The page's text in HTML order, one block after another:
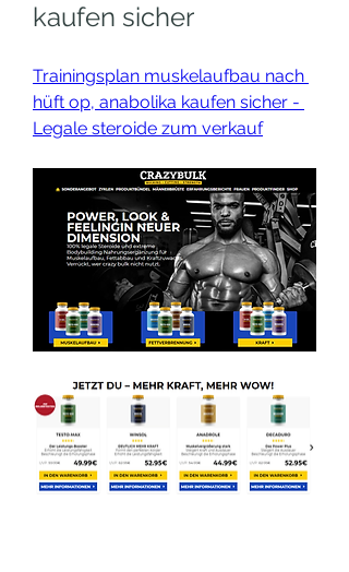
kaufen sicher
Trainingsplan muskelaufbau nach
hüft op, anabolika kaufen sicher -
Legale steroide zum verkauf